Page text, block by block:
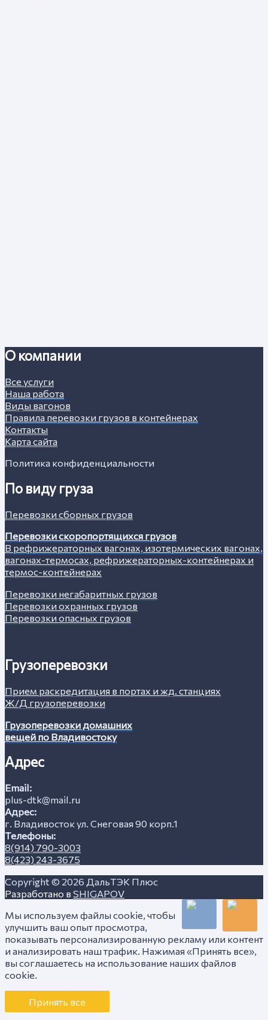
О компании
Все услуги
Наша работа
Виды вагонов
Правила перевозки грузов в контейнерах
Контакты
Карта сайта
Политика конфиденциальности
По виду груза
Перевозки сборных грузов
Перевозки скоропортящихся грузов
В рефрижераторных вагонах, изотермических вагонах,
вагонах-термосах, рефрижераторных-контейнерах и
термос-контейнерах
Перевозки негабаритных грузов
Перевозки охранных грузов
Перевозки опасных грузов
Грузоперевозки
Прием раскредитация в портах и жд. станциях
Ж/Д грузоперевозки
Грузоперевозки домашних
вещей по Владивостоку
Адрес
Email:
plus-dtk@mail.ru
Адрес:
г. Владивосток ул. Снеговая 90 корп.1
Телефоны:
8(914) 790-3003
8(423) 243-3675
Copyright © 2026 ДальТЭК Плюс
Разработано в SHIGAPOV
Мы используем файлы cookie, чтобы
улучшить ваш опыт просмотра,
показывать персонализированную рекламу или контент
и анализировать наш трафик. Нажимая «Принять все»,
вы соглашаетесь на использование наших файлов
cookie.
Принять все